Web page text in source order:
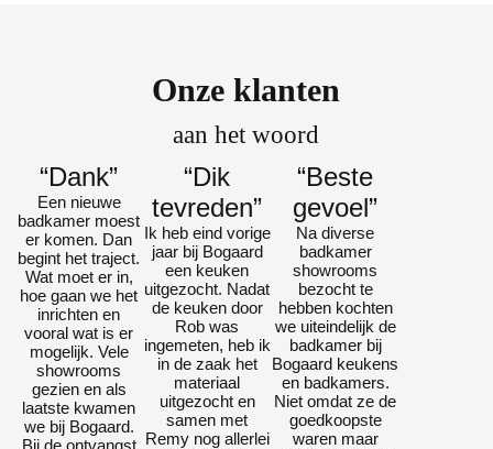
Onze klanten
aan het woord
“Dank”
Een nieuwe
badkamer moest
er komen. Dan
begint het traject.
Wat moet er in,
hoe gaan we het
inrichten en
vooral wat is er
mogelijk. Vele
showrooms
gezien en als
laatste kwamen
we bij Bogaard.
Bij de ontvangst
“Dik
tevreden”
Ik heb eind vorige
jaar bij Bogaard
een keuken
uitgezocht. Nadat
de keuken door
Rob was
ingemeten, heb ik
in de zaak het
materiaal
uitgezocht en
samen met
Remy nog allerlei
“Beste
gevoel”
Na diverse
badkamer
showrooms
bezocht te
hebben kochten
we uiteindelijk de
badkamer bij
Bogaard keukens
en badkamers.
Niet omdat ze de
goedkoopste
waren maar